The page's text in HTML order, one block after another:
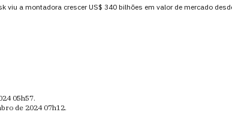
viu a montadora crescer US$ 340 bilhões em valor de mercado
05h57.
de 2024 07h12.